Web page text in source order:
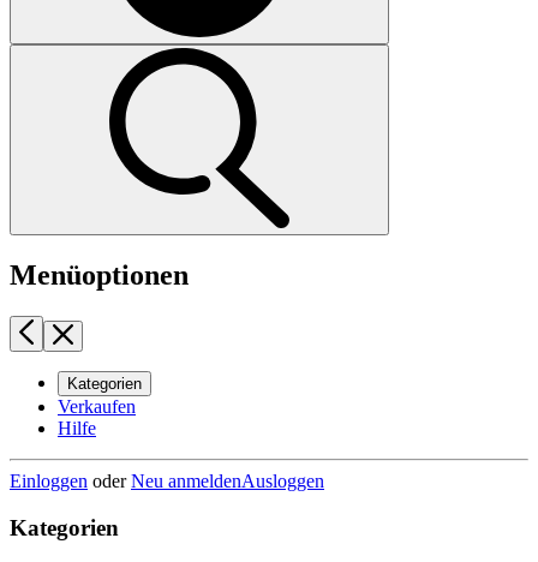
Menüoptionen
Kategorien
Verkaufen
Hilfe
Einloggen oderNeu anmeldenAusloggen
Kategorien